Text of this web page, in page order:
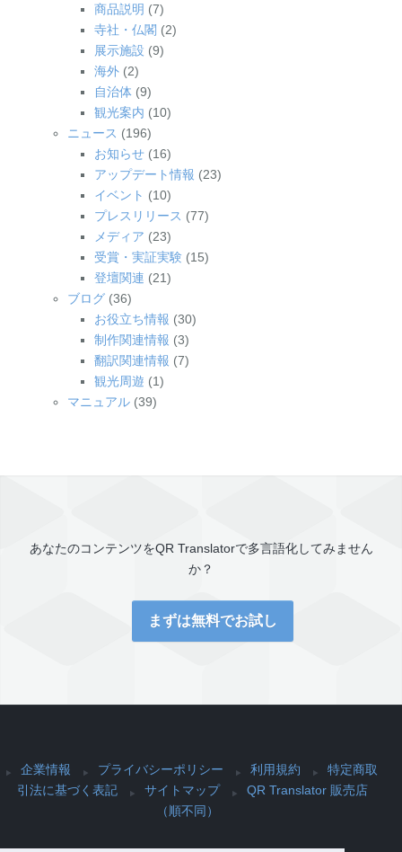
商品説明 (7)
寺社・仏閣 (2)
展示施設 (9)
海外 (2)
自治体 (9)
観光案内 (10)
ニュース (196)
お知らせ (16)
アップデート情報 (23)
イベント (10)
プレスリリース (77)
メディア (23)
受賞・実証実験 (15)
登壇関連 (21)
ブログ (36)
お役立ち情報 (30)
制作関連情報 (3)
翻訳関連情報 (7)
観光周遊 (1)
マニュアル (39)
あなたのコンテンツをQR Translatorで多言語化してみません
か？
まずは無料でお試し
企業情報 プライバシーポリシー 利用規約
特定商取
引法に基づく表記
サイトマップ
QR Translator 販売店
（順不同）